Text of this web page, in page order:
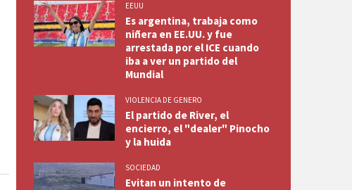
EEUU
Es argentina, trabaja como
niñera en EE.UU. y fue
arrestada por el ICE cuando
iba a ver un partido del
Mundial
VIOLENCIA DE GENERO
El partido de River, el
encierro, el "dealer" Pinocho
y la huida
SOCIEDAD
Evitan un intento de